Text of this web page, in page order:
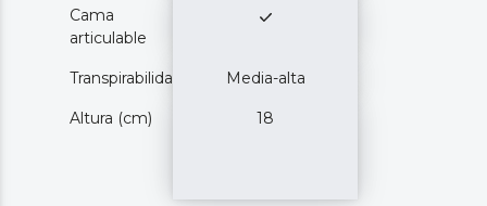
Cama
articulable
Transpirabilidad Media-alta
Altura (cm) 18